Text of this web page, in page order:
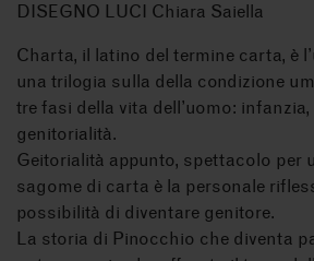
DISEGNO LUCI Chiara Saiella
Charta, il latino del termine carta, è
una trilogia sulla della condizione
tre fasi della vita dell’uomo: infanzia,
genitorialità.
Geitorialità appunto, spettacolo per
sagome di carta è la personale
possibilità di diventare genitore.
La storia di Pinocchio che diventa